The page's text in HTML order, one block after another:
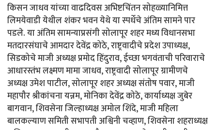
किसन जाधव यांच्या वाढदिवस अभिष्टचिंतन सोहळ्यानिमित्त
लिमयेवाडी येथील शंकर भवन येथे या स्पर्धेचे अंतिम सामने पार
पडले. या अंतिम सामन्याप्रसंगी सोलापूर शहर मध्य विधानसभा
मतदारसंघाचे आमदार देवेंद्र कोठे, राष्ट्रवादीचे प्रदेश उपाध्यक्ष,
सिडकोचे माजी अध्यक्ष प्रमोद हिंदुराव, ईच्छा भगवंताची परिवाराचे
आधारस्तंभ लक्ष्मण मामा जाधव, राष्ट्रवादी सोलापूर ग्रामीणचे
अध्यक्ष उमेश पाटील, सोलापूर शहर अध्यक्ष संतोष पवार, माजी
महापौर श्रीकांचना यन्नम, मोनिका देवेंद्र कोठे, कार्याध्यक्ष जुबेर
बागवान, शिवसेना जिल्हाध्यक्ष अमोल शिंदे, माजी महिला
बालकल्याण समिती सभापती अश्विनी चव्हाण, शिवसेना शहराध्यक्ष